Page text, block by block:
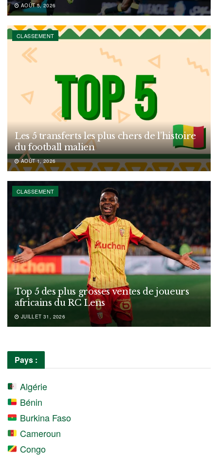
AOÛT 5, 2026
CLASSEMENT
Les 5 transferts les plus chers de l’histoire
du football malien
AOÛT 1, 2026
CLASSEMENT
Top 5 des plus grosses ventes de joueurs
africains du RC Lens
JUILLET 31, 2026
Pays :
Algérie
Bénin
Burkina Faso
Cameroun
Congo